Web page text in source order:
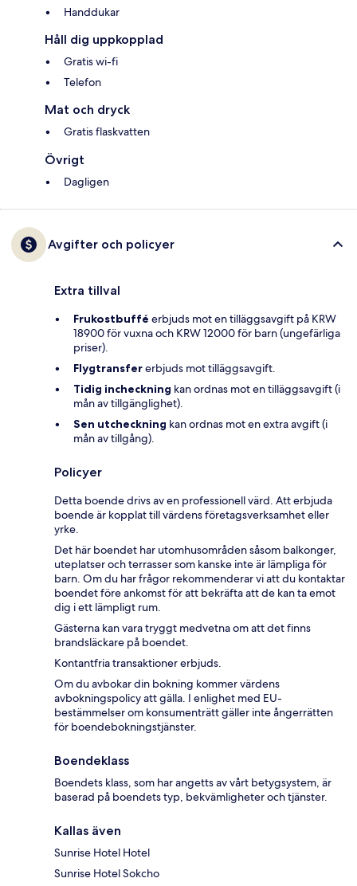
Handdukar
Håll dig uppkopplad
Gratis wi-fi
Telefon
Mat och dryck
Gratis flaskvatten
Övrigt
Dagligen
Avgifter och policyer
Extra tillval
Frukostbuffé erbjuds mot en tilläggsavgift på KRW
18900 för vuxna och KRW 12000 för barn (ungefärliga
priser).
Flygtransfererbjuds mot tilläggsavgift.
Tidig incheckning kan ordnas mot en tilläggsavgift (i
mån av tillgänglighet).
Sen utcheckning kan ordnas mot en extra avgift (i
mån av tillgång).
Policyer
Detta boende drivs av en professionell värd. Att erbjuda
boende är kopplat till värdens företagsverksamhet eller
yrke.
Det här boendet har utomhusområden såsom balkonger,
uteplatser och terrasser som kanske inte är lämpliga för
barn. Om du har frågor rekommenderar vi att du kontaktar
boendet före ankomst för att bekräfta att de kan ta emot
dig i ett lämpligt rum.
Gästerna kan vara tryggt medvetna om att det finns
brandsläckare på boendet.
Kontantfria transaktioner erbjuds.
Om du avbokar din bokning kommer värdens
avbokningspolicy att gälla. I enlighet med EU-
bestämmelser om konsumenträtt gäller inte ångerrätten
för boendebokningstjänster.
Boendeklass
Boendets klass, som har angetts av vårt betygsystem, är
baserad på boendets typ, bekvämligheter och tjänster.
Kallas även
Sunrise Hotel Hotel
Sunrise Hotel Sokcho